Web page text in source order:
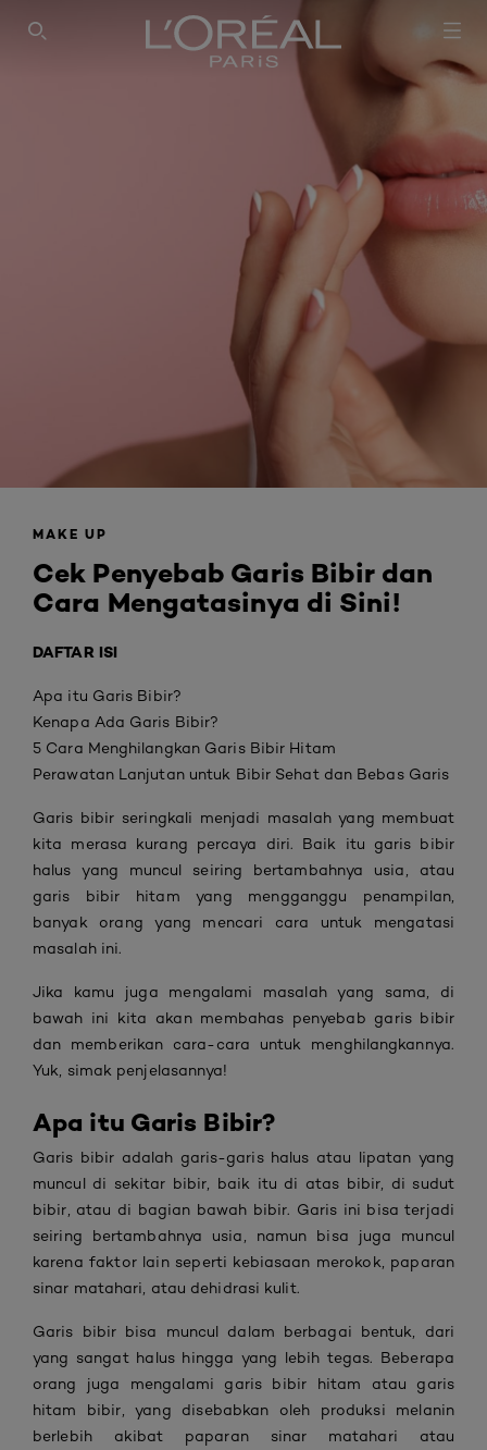
SEARCH THIS SITE
MAKE UP
Cek Penyebab Garis Bibir dan
Cara Mengatasinya di Sini!
DAFTAR ISI
Apa itu Garis Bibir?
Kenapa Ada Garis Bibir?
5 Cara Menghilangkan Garis Bibir Hitam
Perawatan Lanjutan untuk Bibir Sehat dan Bebas Garis
Garis bibir seringkali menjadi masalah yang membuat
kita merasa kurang percaya diri. Baik itu garis bibir
halus yang muncul seiring bertambahnya usia, atau
garis bibir hitam yang mengganggu penampilan,
banyak orang yang mencari cara untuk mengatasi
masalah ini.
Jika kamu juga mengalami masalah yang sama, di
bawah ini kita akan membahas penyebab garis bibir
dan memberikan cara-cara untuk menghilangkannya.
Yuk, simak penjelasannya!
Apa itu Garis Bibir?
Garis bibir adalah garis-garis halus atau lipatan yang
muncul di sekitar bibir, baik itu di atas bibir, di sudut
bibir, atau di bagian bawah bibir. Garis ini bisa terjadi
seiring bertambahnya usia, namun bisa juga muncul
karena faktor lain seperti kebiasaan merokok, paparan
sinar matahari, atau dehidrasi kulit.
Garis bibir bisa muncul dalam berbagai bentuk, dari
yang sangat halus hingga yang lebih tegas. Beberapa
orang juga mengalami garis bibir hitam atau garis
hitam bibir, yang disebabkan oleh produksi melanin
berlebih akibat paparan sinar matahari atau